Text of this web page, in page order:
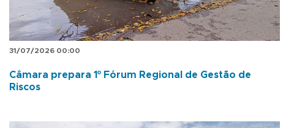
31/07/2026 00:00
Câmara prepara 1º Fórum Regional de Gestão de
Riscos